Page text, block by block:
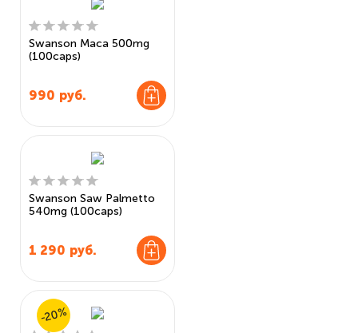
Swanson Maca 500mg
(100caps)
990 руб.
Swanson Saw Palmetto
540mg (100caps)
1 290 руб.
-20%